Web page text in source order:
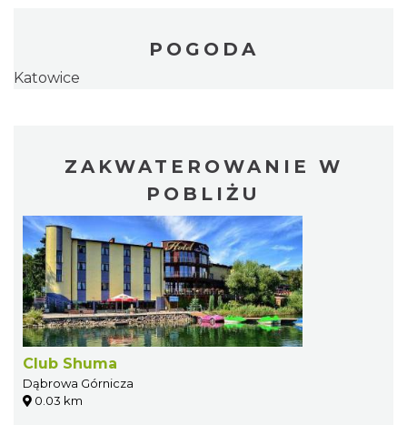
POGODA
Katowice
ZAKWATEROWANIE W
POBLIŻU
Club Shuma
Dąbrowa Górnicza
0.03 km